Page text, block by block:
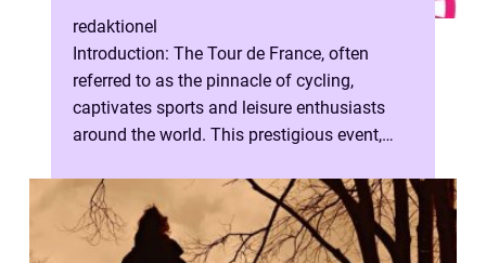
redaktionel
Introduction: The Tour de France, often
referred to as the pinnacle of cycling,
captivates sports and leisure enthusiasts
around the world. This prestigious event,